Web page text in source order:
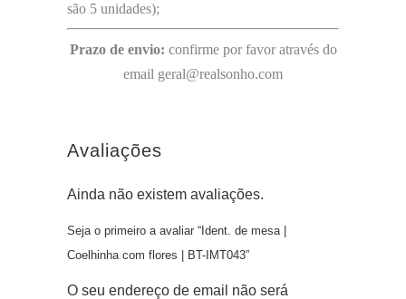
são 5 unidades);
Prazo de envio: confirme por favor através do
email geral@realsonho.com
Avaliações
Ainda não existem avaliações.
Seja o primeiro a avaliar “Ident. de mesa |
Coelhinha com flores | BT-IMT043”
O seu endereço de email não será